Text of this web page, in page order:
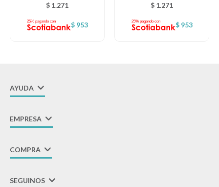
$ 1.271
$ 953
$ 1.271
$ 953
AYUDA
EMPRESA
COMPRA
SEGUINOS